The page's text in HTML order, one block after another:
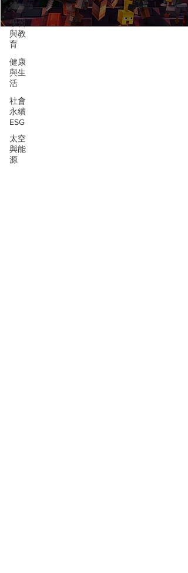
體
學習
與教
育
健康
與生
活
社會
永續
ESG
太空
與能
源